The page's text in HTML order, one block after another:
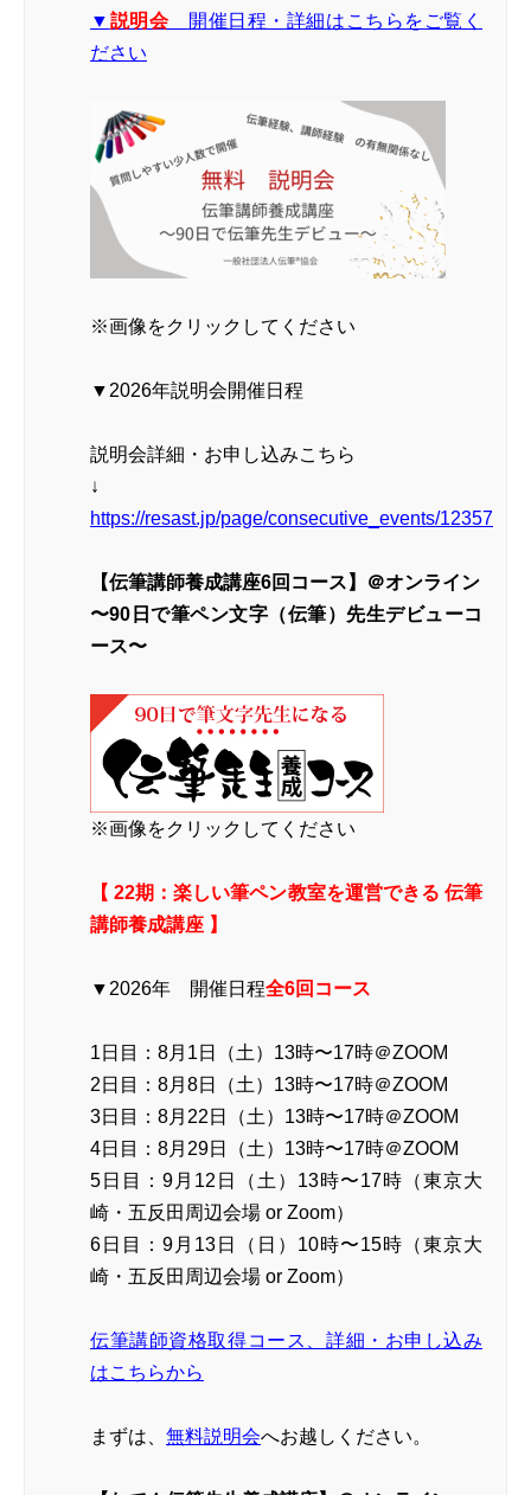
▼ 説明会
開催日程・詳細はこちらをご覧く
ださい
※画像をクリックしてください
▼2026年説明会開催日程
説明会詳細・お申し込みこちら
↓
https://resast.jp/page/consecutive_events/12357
【伝筆講師養成講座6回コース】＠オンライン
〜90日で筆ペン文字（伝筆）先生デビューコ
ース〜
※画像をクリックしてください
【 22期：楽しい筆ペン教室を運営できる 伝筆
講師養成講座 】
▼2026年 開催日程全6回コース
1日目：8月1日（土）13時〜17時＠ZOOM
2日目：8月8日（土）13時〜17時＠ZOOM
3日目：8月22日（土）13時〜17時＠ZOOM
4日目：8月29日（土）13時〜17時＠ZOOM
5日目：9月12日（土）13時〜17時（東京大
崎・五反田周辺会場 or Zoom）
6日目：9月13日（日）10時〜15時（東京大
崎・五反田周辺会場 or Zoom）
伝筆講師資格取得コース、詳細・お申し込み
はこちらから
まずは、 無料説明会へお越しください。